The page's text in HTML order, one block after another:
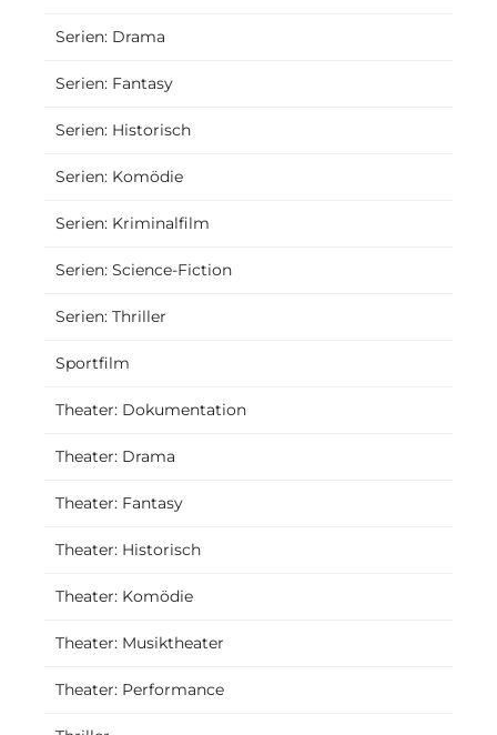
Serien: Drama
Serien: Fantasy
Serien: Historisch
Serien: Komödie
Serien: Kriminalfilm
Serien: Science-Fiction
Serien: Thriller
Sportfilm
Theater: Dokumentation
Theater: Drama
Theater: Fantasy
Theater: Historisch
Theater: Komödie
Theater: Musiktheater
Theater: Performance